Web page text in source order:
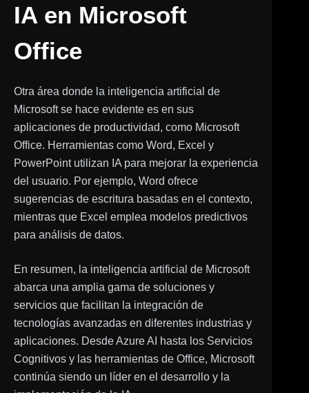
IA en Microsoft
Office
Otra área donde la inteligencia artificial de
Microsoft se hace evidente es en sus
aplicaciones de productividad, como Microsoft
Office. Herramientas como Word, Excel y
PowerPoint utilizan IA para mejorar la experiencia
del usuario. Por ejemplo, Word ofrece
sugerencias de escritura basadas en el contexto,
mientras que Excel emplea modelos predictivos
para análisis de datos.
En resumen, la inteligencia artificial de Microsoft
abarca una amplia gama de soluciones y
servicios que facilitan la integración de
tecnologías avanzadas en diferentes industrias y
aplicaciones. Desde Azure AI hasta los Servicios
Cognitivos y las herramientas de Office, Microsoft
continúa siendo un líder en el desarrollo y la